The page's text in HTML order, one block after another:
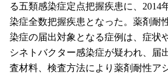
る五類感染症定点把握疾患に、2014
染症全数把握疾患となった。薬剤耐
染症の届出対象となる症例は、症状
シネトバクター感染症が疑われ、届
査材料、検査方法により薬剤耐性ア